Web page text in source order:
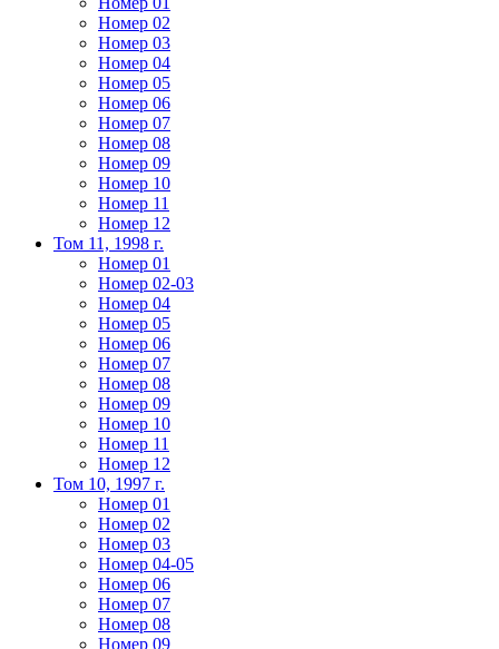
Номер 02
Номер 03
Номер 04
Номер 05
Номер 06
Номер 07
Номер 08
Номер 09
Номер 10
Номер 11
Номер 12
Том 11, 1998 г.
Номер 01
Номер 02-03
Номер 04
Номер 05
Номер 06
Номер 07
Номер 08
Номер 09
Номер 10
Номер 11
Номер 12
Том 10, 1997 г.
Номер 01
Номер 02
Номер 03
Номер 04-05
Номер 06
Номер 07
Номер 08
Номер 09